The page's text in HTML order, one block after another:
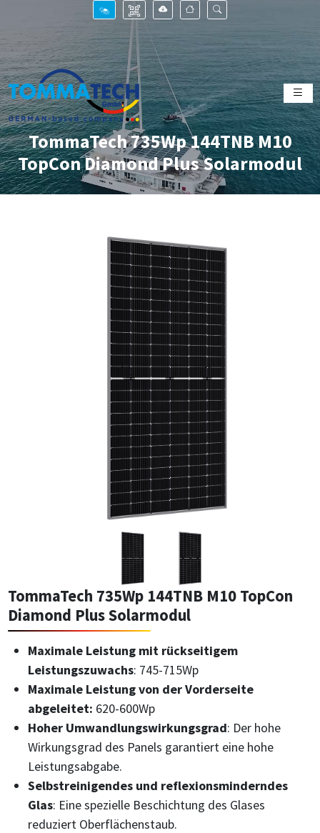
TommaTech 735Wp 144TNB M10
TopCon Diamond Plus Solarmodul
TommaTech 735Wp 144TNB M10 TopCon
Diamond Plus Solarmodul
Maximale Leistung mit rückseitigem
Leistungszuwachs: 745-715Wp
Maximale Leistung von der Vorderseite
abgeleitet: 620-600Wp
Hoher Umwandlungswirkungsgrad: Der hohe
Wirkungsgrad des Panels garantiert eine hohe
Leistungsabgabe.
Selbstreinigendes und reflexionsminderndes
Glas: Eine spezielle Beschichtung des Glases
reduziert Oberflächenstaub.